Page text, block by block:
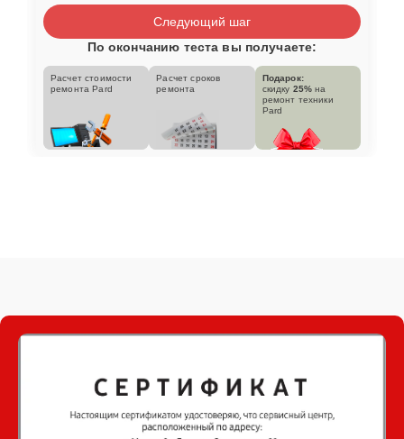
Следующий шаг
По окончанию теста вы получаете:
Расчет стоимости
ремонта Pard
Расчет сроков
ремонта
Подарок:
скидку 25% на
ремонт техники
Pard